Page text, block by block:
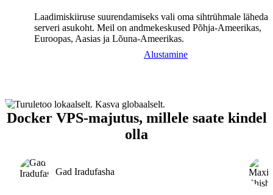
Laadimiskiiruse suurendamiseks vali oma sihtrühmale lähedal
serveri asukoht. Meil on andmekeskused Põhja-Ameerikas,
Euroopas, Aasias ja Lõuna-Ameerikas.
Alustamine
Docker VPS-majutus, millele saate kindel
olla
Gad Iradufasha